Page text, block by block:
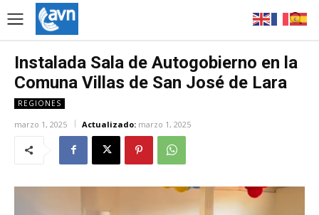
Instalada Sala de Autogobierno en la
Comuna Villas de San José de Lara
REGIONES
marzo 1, 2025 Actualizado: marzo 1, 2025